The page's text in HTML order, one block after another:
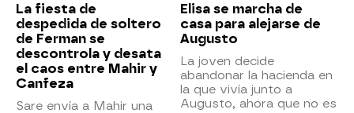
La fiesta de
despedida de soltero
de Ferman se
descontrola y desata
el caos entre Mahir y
Canfeza
Sare envía a Mahir una
Elisa se marcha de
casa para alejarse de
Augusto
La joven decide
abandonar la hacienda en
la que vivía junto a
Augusto, ahora que no es